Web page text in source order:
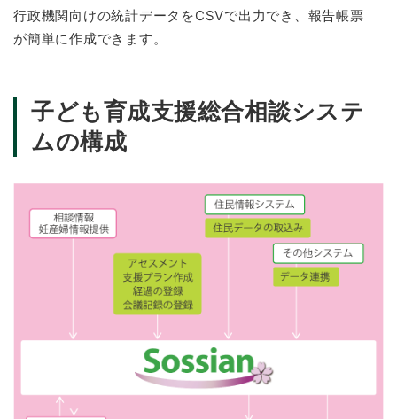
行政機関向けの統計データをCSVで出力でき、報告帳票
が簡単に作成できます。
子ども育成支援総合相談システ
ムの構成